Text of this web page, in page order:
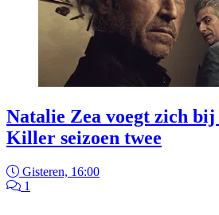
Natalie Zea voegt zich
Killer seizoen twee
Gisteren, 16:00
1